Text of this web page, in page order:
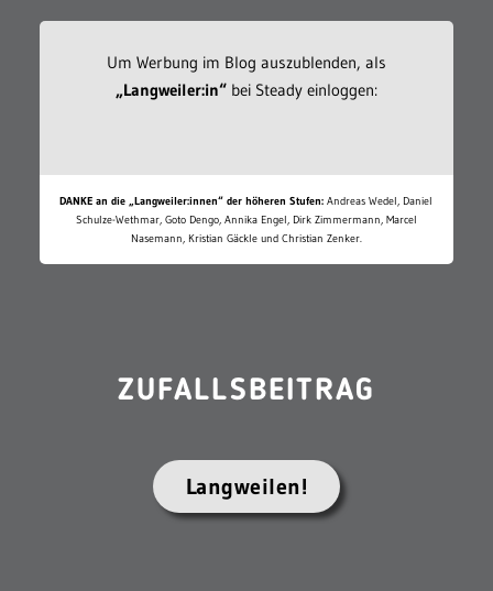
Um Werbung im Blog auszublenden, als
„Langweiler:in“bei Steady einloggen:
DANKE an die „Langweiler:innen“ der höheren Stufen: Andreas Wedel, Daniel
Schulze-Wethmar, Goto Dengo, Annika Engel, Dirk Zimmermann, Marcel
Nasemann, Kristian Gäckle und Christian Zenker.
ZUFALLSBEITRAG
Langweilen!